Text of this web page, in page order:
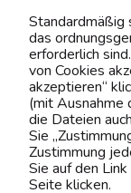
Kontaktiere
0151
Mo. - Fr.
Standardmäßig
das
erforderlich
von Cookies
akzeptieren“
(mit Ausnahme
die Dateien
Sie
Zustimmung
Sie auf den
Seite klicken.